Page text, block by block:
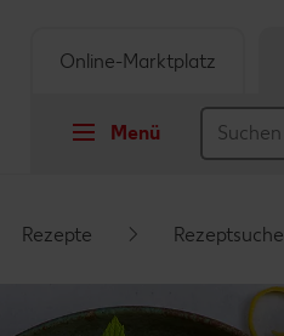
Menü
Online-Marktplatz
Rezepte Rezeptsuche